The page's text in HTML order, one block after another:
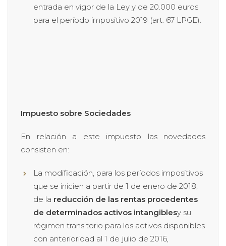
entrada en vigor de la Ley y de 20.000 euros
para el período impositivo 2019 (art. 67 LPGE).
Impuesto sobre Sociedades
En relación a este impuesto las novedades
consisten en:
La modificación, para los períodos impositivos
que se inicien a partir de 1 de enero de 2018,
de la reducción de las rentas procedentes
de determinados activos intangiblesy su
régimen transitorio para los activos disponibles
con anterioridad al 1 de julio de 2016,